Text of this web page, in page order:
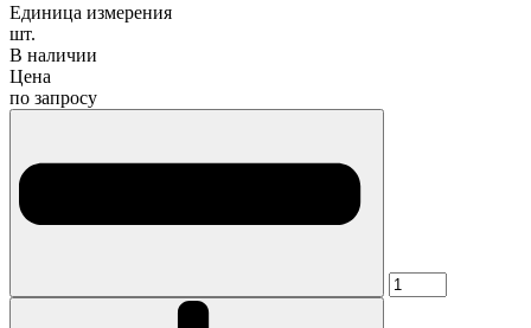
Единица измерения
шт.
В наличии
Цена
по запросу